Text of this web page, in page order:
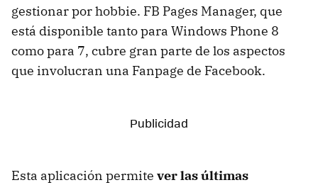
gestionar por hobbie. FB Pages Manager, que
está disponible tanto para Windows Phone 8
como para 7, cubre gran parte de los aspectos
que involucran una Fanpage de Facebook.
Esta aplicación permite ver las últimas